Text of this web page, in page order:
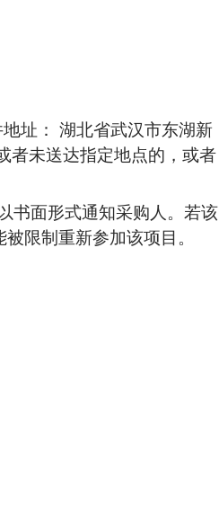
址： 湖北省武汉市东湖新
者未送达指定地点的，或者
书面形式通知采购人。若该
限制重新参加该项目。